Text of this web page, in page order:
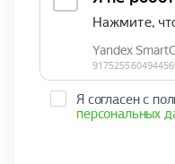
Я согласен с
персональных